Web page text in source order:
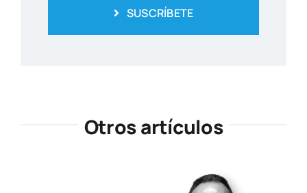
SUSCRÍBETE
Otros artículos